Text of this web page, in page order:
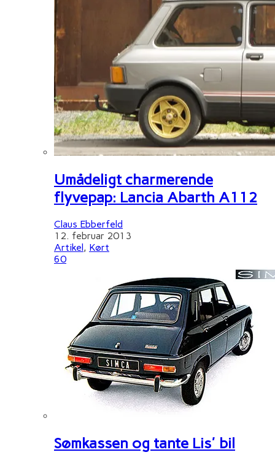
Umådeligt charmerende
flyvepap: Lancia Abarth A112
Claus Ebberfeld
12. februar 2013
Artikel, Kørt
60
Sømkassen og tante Lis' bil